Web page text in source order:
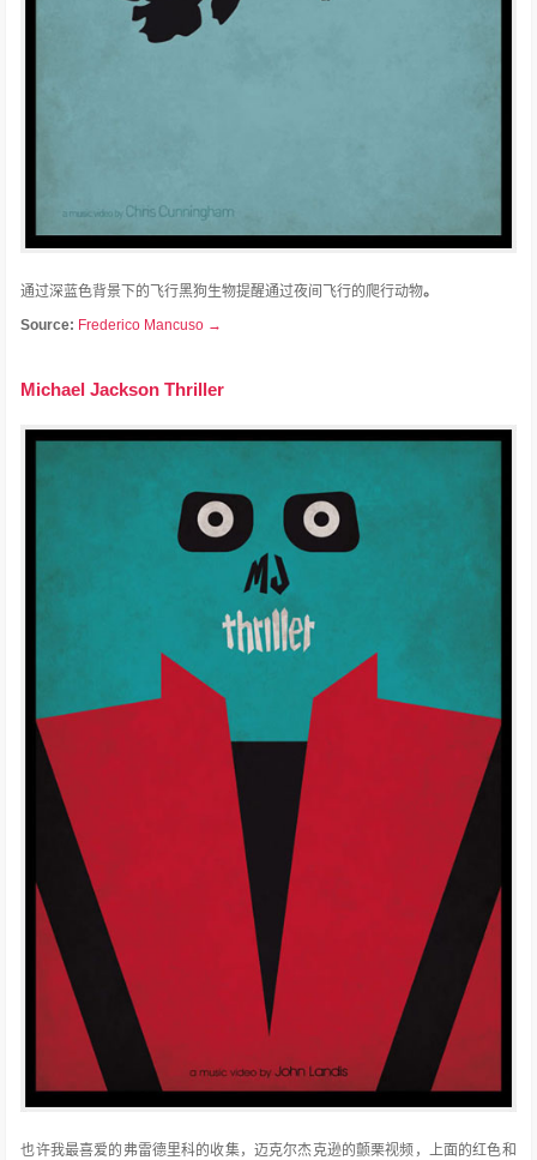
通过深蓝色背景下的飞行黑狗生物提醒通过夜间飞行的爬行动物。
Source: Frederico Mancuso →
Michael Jackson Thriller
也许我最喜爱的弗雷德里科的收集，迈克尔杰克逊的颤栗视频，上面的红色和